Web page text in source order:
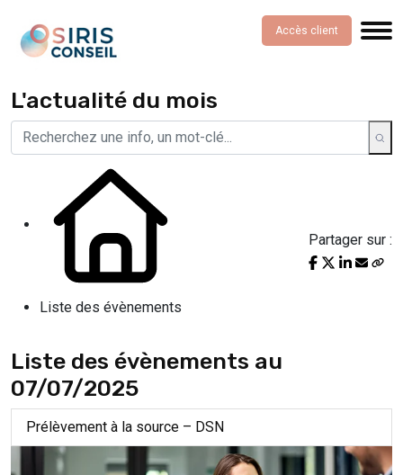
Accès client
L'actualité du mois
Liste des évènements
Partager sur :
Liste des évènements au
07/07/2025
Prélèvement à la source – DSN